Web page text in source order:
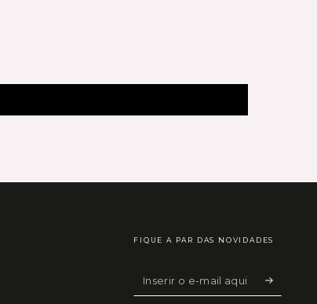
FIQUE A PAR DAS NOVIDADES
Inserir
o